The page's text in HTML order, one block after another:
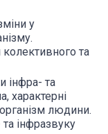
у
та
інфра- та
характерні
людини.
інфразвуку